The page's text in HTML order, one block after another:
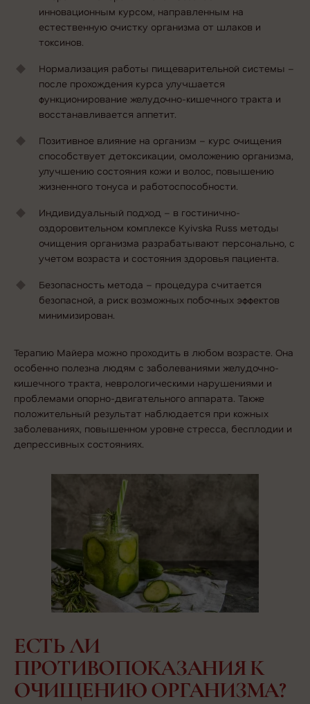
инновационным курсом, направленным на
естественную очистку организма от шлаков и
токсинов.
Нормализация работы пищеварительной системы –
после прохождения курса улучшается
функционирование желудочно-кишечного тракта и
восстанавливается аппетит.
Позитивное влияние на организм – курс очищения
способствует детоксикации, омоложению организма,
улучшению состояния кожи и волос, повышению
жизненного тонуса и работоспособности.
Индивидуальный подход – в гостинично-
оздоровительном комплексе Kyivska Russ методы
очищения организма разрабатывают персонально, с
учетом возраста и состояния здоровья пациента.
Безопасность метода – процедура считается
безопасной, а риск возможных побочных эффектов
минимизирован.
Терапию Майера можно проходить в любом возрасте. Она
особенно полезна людям с заболеваниями желудочно-
кишечного тракта, неврологическими нарушениями и
проблемами опорно-двигательного аппарата. Также
положительный результат наблюдается при кожных
заболеваниях, повышенном уровне стресса, бесплодии и
депрессивных состояниях.
ЕСТЬ ЛИ
ПРОТИВОПОКАЗАНИЯ К
ОЧИЩЕНИЮ ОРГАНИЗМА?